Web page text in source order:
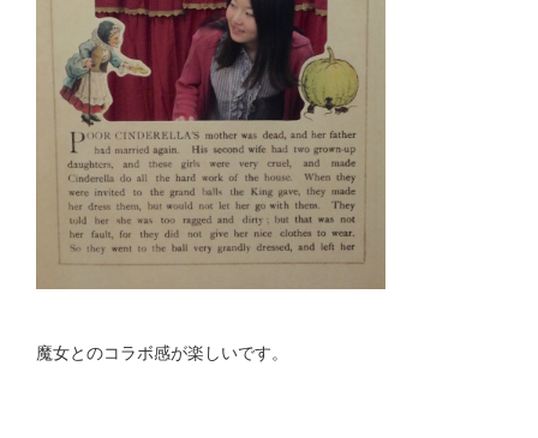
魔女とのコラボ感が楽しいです。